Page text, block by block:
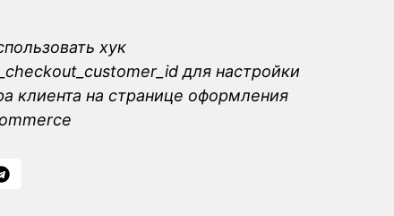
хук
для настройки
клиента на странице оформления